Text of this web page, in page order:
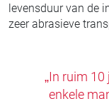
levensduur van de
zeer abrasieve
„In ruim
enkele